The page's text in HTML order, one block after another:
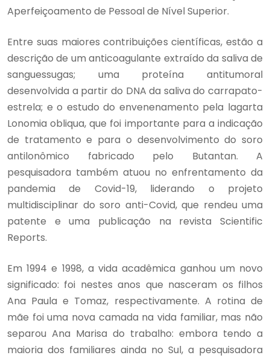
Aperfeiçoamento de Pessoal de Nível Superior.
Entre suas maiores contribuições científicas, estão a
descrição de um anticoagulante extraído da saliva de
sanguessugas; uma proteína antitumoral
desenvolvida a partir do DNA da saliva do carrapato-
estrela; e o estudo do envenenamento pela lagarta
Lonomia obliqua, que foi importante para a indicação
de tratamento e para o desenvolvimento do soro
antilonômico fabricado pelo Butantan. A
pesquisadora também atuou no enfrentamento da
pandemia de Covid-19, liderando o projeto
multidisciplinar do soro anti-Covid, que rendeu uma
patente e uma publicação na revista Scientific
Reports.
Em 1994 e 1998, a vida acadêmica ganhou um novo
significado: foi nestes anos que nasceram os filhos
Ana Paula e Tomaz, respectivamente. A rotina de
mãe foi uma nova camada na vida familiar, mas não
separou Ana Marisa do trabalho: embora tendo a
maioria dos familiares ainda no Sul, a pesquisadora